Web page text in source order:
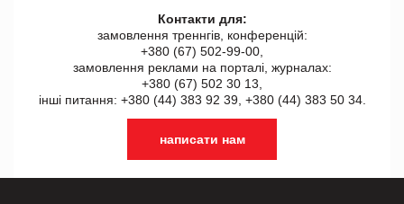
Контакти для:
замовлення треннгів, конференцій:
+380 (67) 502-99-00,
замовлення реклами на порталі, журналах:
+380 (67) 502 30 13,
інші питання: +380 (44) 383 92 39, +380 (44) 383 50 34.
написати нам